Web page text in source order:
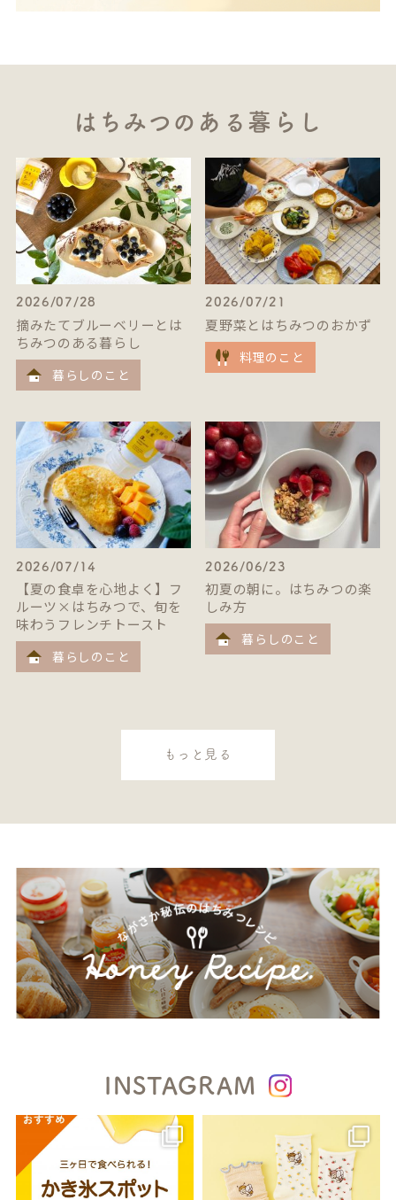
はちみつのある暮らし
2026/07/28
摘みたてブルーベリーとは
ちみつのある暮らし
暮らしのこと
2026/07/21
夏野菜とはちみつのおかず
料理のこと
2026/07/14
【夏の食卓を心地よく】フ
ルーツ×はちみつで、旬を
味わうフレンチトースト
暮らしのこと
2026/06/23
初夏の朝に。はちみつの楽
しみ方
暮らしのこと
もっと見る
INSTAGRAM